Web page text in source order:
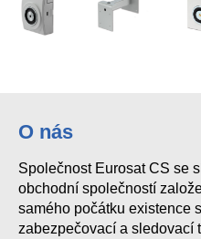
O nás
Společnost Eurosat CS se
obchodní společností
samého počátku existence
zabezpečovací a sledovací